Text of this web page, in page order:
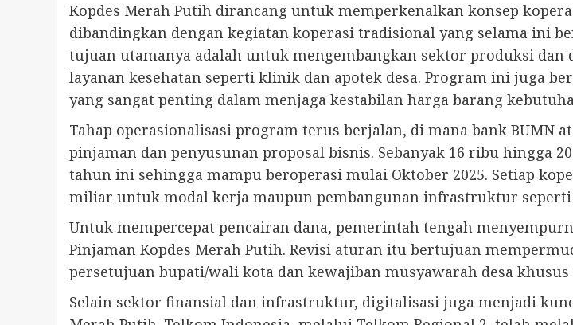
Kopdes Merah Putih dirancang untuk memperkenalkan konsep
dibandingkan dengan kegiatan koperasi tradisional yang selama ini
tujuan utamanya adalah untuk mengembangkan sektor produksi
layanan kesehatan seperti klinik dan apotek desa. Program ini juga
yang sangat penting dalam menjaga kestabilan harga barang
Tahap operasionalisasi program terus berjalan, di mana bank BUMN
pinjaman dan penyusunan proposal bisnis. Sebanyak 16 ribu hingga
tahun ini sehingga mampu beroperasi mulai Oktober 2025. Setiap
miliar untuk modal kerja maupun pembangunan infrastruktur
Untuk mempercepat pencairan dana, pemerintah tengah
Pinjaman Kopdes Merah Putih. Revisi aturan itu bertujuan
persetujuan bupati/wali kota dan kewajiban musyawarah desa
Selain sektor finansial dan infrastruktur, digitalisasi juga menjadi